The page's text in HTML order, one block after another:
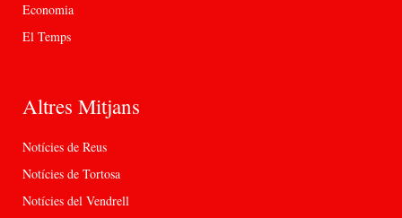
Economia
El Temps
Altres Mitjans
Notícies de Reus
Notícies de Tortosa
Notícies del Vendrell